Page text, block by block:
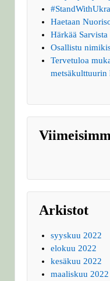
Haetaan
Härkää
Osallistu
Tervetuloa
metsäkulttuurin
Arkistot
syyskuu 2022
elokuu 2022
kesäkuu 2022
maaliskuu 2022